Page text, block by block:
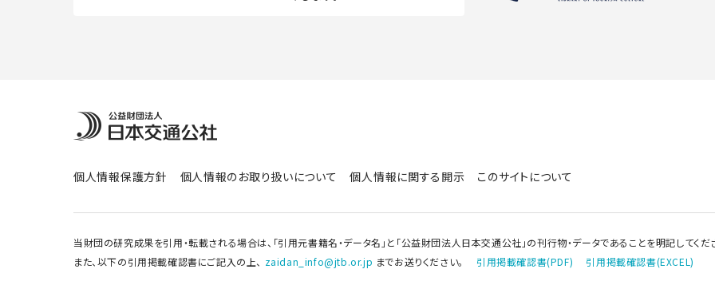
個人情報保護方針 個人情報のお取り扱いについて 個人情報に関する開示 このサイトについて
当財団の研究成果を引用・転載される場合は、「引用元書籍名・データ名」と「公益財団法人日本交通公社」の刊行物・データであることを明記してくだ
また、以下の引用掲載確認書にご記入の上、 zaidan_info@jtb.or.jp までお送りください。 引用掲載確認書(PDF) 引用掲載確認書(EXCEL)